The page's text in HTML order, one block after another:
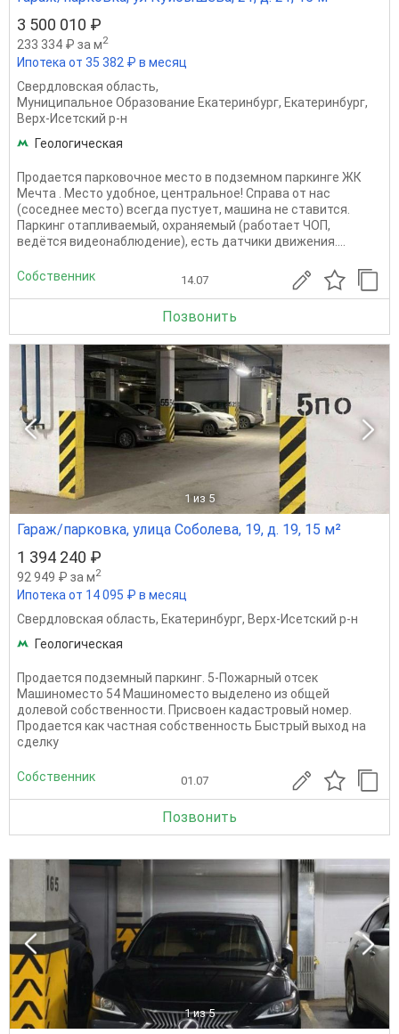
3 500 010 ₽
233 334 ₽ за м2
Ипотека от 35 382 ₽ в месяц
Свердловская область,
Муниципальное Образование Екатеринбург, Екатеринбург,
Верх-Исетский р-н
Геологическая
Продается парковочное место в подземном паркинге ЖК
Мечта . Место удобное, центральное! Справа от нас
(соседнее место) всегда пустует, машина не ставится.
Паркинг отапливаемый, охраняемый (работает ЧОП,
ведётся видеонаблюдение), есть датчики движения....
Собственник 14.07
Позвонить
1 из 5
Гараж/парковка, улица Соболева, 19, д. 19, 15 м²
1 394 240 ₽
92 949 ₽ за м2
Ипотека от 14 095 ₽ в месяц
Свердловская область, Екатеринбург, Верх-Исетский р-н
Геологическая
Продается подземный паркинг. 5-Пожарный отсек
Машиноместо 54 Машиноместо выделено из общей
долевой собственности. Присвоен кадастровый номер.
Продается как частная собственность Быстрый выход на
сделку
Собственник 01.07
Позвонить
1 из 5